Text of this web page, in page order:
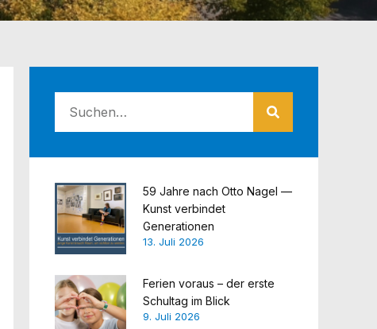
59 Jahre nach Otto Nagel —
Kunst verbindet
Generationen
13. Juli 2026
Ferien voraus – der erste
Schultag im Blick
9. Juli 2026